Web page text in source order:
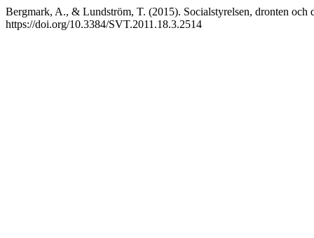
Bergmark, A., & Lundström, T. (2015). Socialstyrelsen, dronten och
https://doi.org/10.3384/SVT.2011.18.3.2514